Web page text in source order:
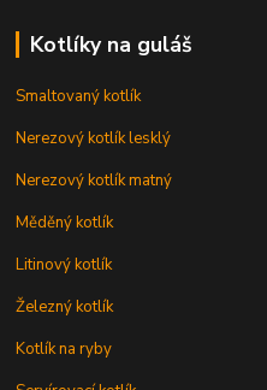
Kotlíky na guláš
Smaltovaný kotlík
Nerezový kotlík lesklý
Nerezový kotlík matný
Měděný kotlík
Litinový kotlík
Železný kotlík
Kotlík na ryby